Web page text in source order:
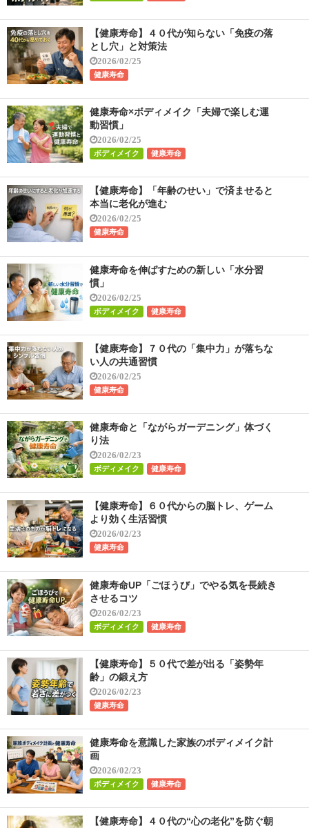
【健康寿命】４０代が知らない「免疫の落
とし穴」と対策法
2026/02/25
健康寿命
健康寿命×ボディメイク「夫婦で楽しむ運
動習慣」
2026/02/25
ボディメイク 健康寿命
【健康寿命】「年齢のせい」で済ませると
本当に老化が進む
2026/02/25
健康寿命
健康寿命を伸ばすための新しい「水分習
慣」
2026/02/25
ボディメイク 健康寿命
【健康寿命】７０代の「集中力」が落ちな
い人の共通習慣
2026/02/25
健康寿命
健康寿命と「ながらガーデニング」体づく
り法
2026/02/23
ボディメイク 健康寿命
【健康寿命】６０代からの脳トレ、ゲーム
より効く生活習慣
2026/02/23
健康寿命
健康寿命UP「ごほうび」でやる気を長続き
させるコツ
2026/02/23
ボディメイク 健康寿命
【健康寿命】５０代で差が出る「姿勢年
齢」の鍛え方
2026/02/23
健康寿命
健康寿命を意識した家族のボディメイク計
画
2026/02/23
ボディメイク 健康寿命
【健康寿命】４０代の“心の老化”を防ぐ朝